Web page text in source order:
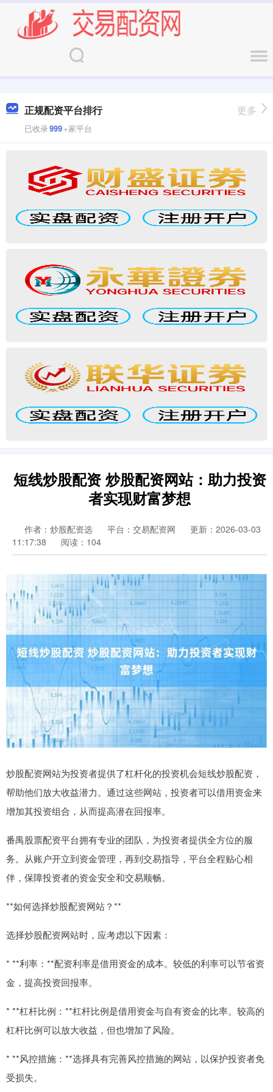
正规配资平台排行
已收录999+家平台
更多
短线炒股配资 炒股配资网站：助力投资
者实现财富梦想
作者：炒股配资选 平台：交易配资网
更新：2026-03-03
11:17:38
阅读：104
炒股配资网站为投资者提供了杠杆化的投资机会短线炒股配资，
帮助他们放大收益潜力。通过这些网站，投资者可以借用资金来
增加其投资组合，从而提高潜在回报率。
番禺股票配资平台拥有专业的团队，为投资者提供全方位的服
务。从账户开立到资金管理，再到交易指导，平台全程贴心相
伴，保障投资者的资金安全和交易顺畅。
**如何选择炒股配资网站？**
选择炒股配资网站时，应考虑以下因素：
* **利率：**配资利率是借用资金的成本。较低的利率可以节省资
金，提高投资回报率。
* **杠杆比例：**杠杆比例是借用资金与自有资金的比率。较高的
杠杆比例可以放大收益，但也增加了风险。
* **风控措施：**选择具有完善风控措施的网站，以保护投资者免
受损失。